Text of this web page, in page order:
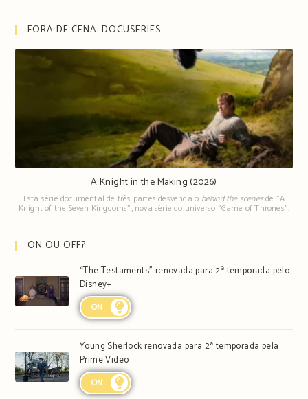
FORA DE CENA: DOCUSERIES
A Knight in the Making (2026)
Esta série documental de três partes desvenda o behind the scenesde "A
Knight of the Seven Kingdoms", nova série do universo "Game of Thrones".
ON OU OFF?
“The Testaments” renovada para 2ª temporada pelo
Disney+
ON
Young Sherlock renovada para 2ª temporada pela
Prime Video
ON